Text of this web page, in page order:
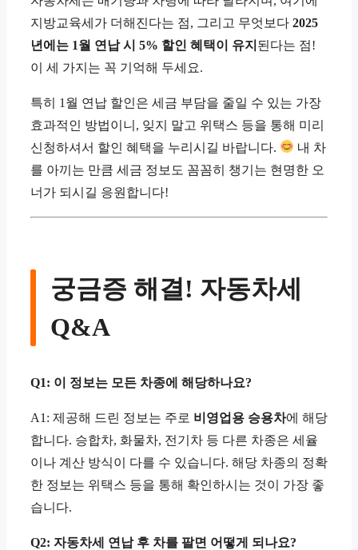
지방교육세가 더해진다는 점, 그리고 무엇보다 2025
년에는 1월 연납 시 5% 할인 혜택이 유지 된다는 점!
이 세 가지는 꼭 기억해 두세요.
특히 1월 연납 할인은 세금 부담을 줄일 수 있는 가장
효과적인 방법이니, 잊지 말고 위택스 등을 통해 미리
신청하셔서 할인 혜택을 누리시길 바랍니다.
내 차
를 아끼는 만큼 세금 정보도 꼼꼼히 챙기는 현명한 오
너가 되시길 응원합니다!
궁금증 해결! 자동차세
Q&A
Q1: 이 정보는 모든 차종에 해당하나요?
A1: 제공해 드린 정보는 주로 비영업용 승용차에 해당
합니다. 승합차, 화물차, 전기차 등 다른 차종은 세율
이나 계산 방식이 다를 수 있습니다. 해당 차종의 정확
한 정보는 위택스 등을 통해 확인하시는 것이 가장 좋
습니다.
Q2: 자동차세 연납 후 차를 팔면 어떻게 되나요?